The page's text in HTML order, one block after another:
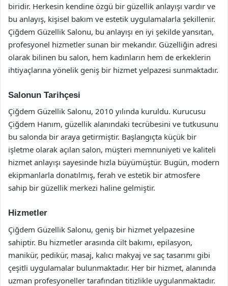
biridir. Herkesin kendine özgü bir güzellik anlayışı vardır ve
bu anlayış, kişisel bakım ve estetik uygulamalarla şekillenir.
Çiğdem Güzellik Salonu, bu anlayışı en iyi şekilde yansıtan,
profesyonel hizmetler sunan bir mekandır. Güzelliğin adresi
olarak bilinen bu salon, hem kadınların hem de erkeklerin
ihtiyaçlarına yönelik geniş bir hizmet yelpazesi sunmaktadır.
Salonun Tarihçesi
Çiğdem Güzellik Salonu, 2010 yılında kuruldu. Kurucusu
Çiğdem Hanım, güzellik alanındaki tecrübesini ve tutkusunu
bu salonda bir araya getirmiştir. Başlangıçta küçük bir
işletme olarak açılan salon, müşteri memnuniyeti ve kaliteli
hizmet anlayışı sayesinde hızla büyümüştür. Bugün, modern
ekipmanlarla donatılmış, ferah ve estetik bir atmosfere
sahip bir güzellik merkezi haline gelmiştir.
Hizmetler
Çiğdem Güzellik Salonu, geniş bir hizmet yelpazesine
sahiptir. Bu hizmetler arasında cilt bakımı, epilasyon,
manikür, pedikür, masaj, kalıcı makyaj ve saç tasarımı gibi
çeşitli uygulamalar bulunmaktadır. Her bir hizmet, alanında
uzman profesyoneller tarafından titizlikle uygulanmaktadır.